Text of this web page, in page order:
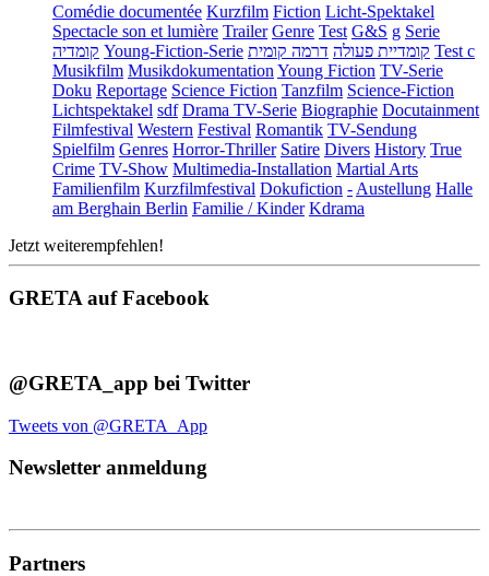
Comédie documentée Kurzfilm Fiction Licht-Spektakel
Spectacle son et lumière Trailer Genre Test G&S g Serie
קומדיה Young-Fiction-Serie קומדיית פעולה דרמה קומית
Test c
Musikfilm Musikdokumentation Young Fiction TV-Serie
Doku Reportage Science Fiction Tanzfilm Science-Fiction
Lichtspektakel sdf Drama TV-Serie Biographie Docutainment
Filmfestival Western Festival Romantik TV-Sendung
Spielfilm Genres Horror-Thriller Satire Divers History True
Crime TV-Show Multimedia-Installation Martial Arts
Familienfilm Kurzfilmfestival Dokufiction - Austellung Halle
am Berghain Berlin Familie / Kinder Kdrama
Jetzt weiterempfehlen!
GRETA auf Facebook
@GRETA_app bei Twitter
Tweets von @GRETA_App
Newsletter anmeldung
Partners